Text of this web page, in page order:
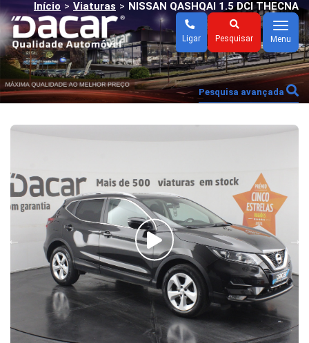
Pesquisar
Ligar
Menu
Menu
Início > Viaturas > NISSAN QASHQAI 1.5 DCI THECNA
Pesquisa avançada